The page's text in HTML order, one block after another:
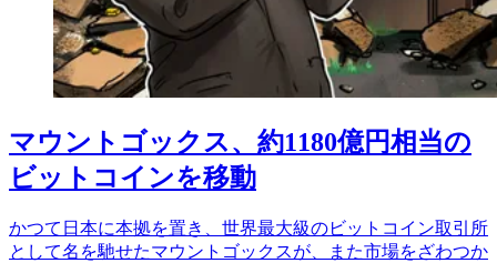
マウントゴックス、約1180億円相当の
ビットコインを移動
かつて日本に本拠を置き、世界最大級のビットコイン取引所
として名を馳せたマウントゴックスが、また市場をざわつか